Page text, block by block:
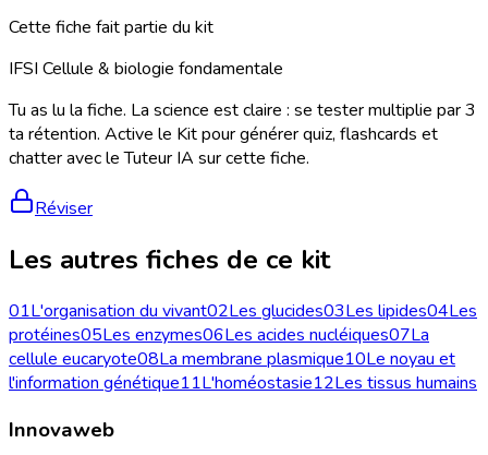
Cette fiche fait partie du kit
IFSI Cellule & biologie fondamentale
Tu as lu la fiche. La science est claire : se tester multiplie par 3
ta rétention. Active le Kit pour générer quiz, flashcards et
chatter avec le Tuteur IA sur cette fiche.
Réviser
Les autres fiches de ce kit
01L'organisation du vivant02Les glucides03Les lipides04Les
protéines05Les enzymes06Les acides nucléiques07La
cellule eucaryote08La membrane plasmique10Le noyau et
l'information génétique11L'homéostasie12Les tissus humains
Innovaweb